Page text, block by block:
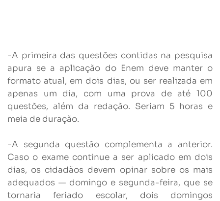
-A primeira das questões contidas na pesquisa
apura se a aplicação do Enem deve manter o
formato atual, em dois dias, ou ser realizada em
apenas um dia, com uma prova de até 100
questões, além da redação. Seriam 5 horas e
meia de duração.
-A segunda questão complementa a anterior.
Caso o exame continue a ser aplicado em dois
dias, os cidadãos devem opinar sobre os mais
adequados — domingo e segunda-feira, que se
tornaria feriado escolar, dois domingos